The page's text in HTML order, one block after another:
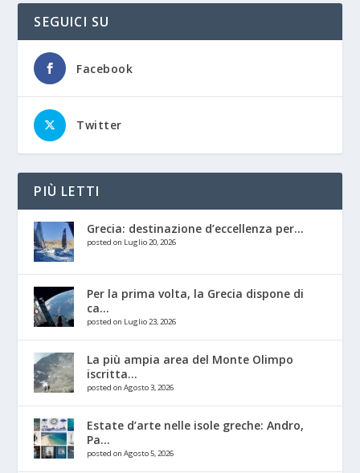
SEGUICI SU
Facebook
Twitter
PIÙ LETTI
Grecia: destinazione d’eccellenza per...
posted on Luglio 20, 2026
Per la prima volta, la Grecia dispone di
ca...
posted on Luglio 23, 2026
La più ampia area del Monte Olimpo
iscritta...
posted on Agosto 3, 2026
Estate d’arte nelle isole greche: Andro,
Pa...
posted on Agosto 5, 2026